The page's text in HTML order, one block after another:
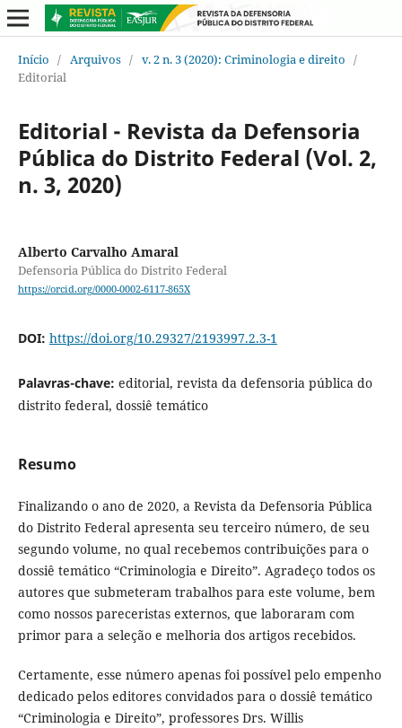
Início / Arquivos / v. 2 n. 3 (2020): Criminologia e direito /
Editorial
Editorial - Revista da Defensoria
Pública do Distrito Federal (Vol. 2,
n. 3, 2020)
Alberto Carvalho Amaral
Defensoria Pública do Distrito Federal
https://orcid.org/0000-0002-6117-865X
DOI: https://doi.org/10.29327/2193997.2.3-1
Palavras-chave: editorial, revista da defensoria pública do
distrito federal, dossiê temático
Resumo
Finalizando o ano de 2020, a Revista da Defensoria Pública
do Distrito Federal apresenta seu terceiro número, de seu
segundo volume, no qual recebemos contribuições para o
dossiê temático “Criminologia e Direito”. Agradeço todos os
autores que submeteram trabalhos para este volume, bem
como nossos pareceristas externos, que laboraram com
primor para a seleção e melhoria dos artigos recebidos.
Certamente, esse número apenas foi possível pelo empenho
dedicado pelos editores convidados para o dossiê temático
“Criminologia e Direito”, professores Drs. Willis